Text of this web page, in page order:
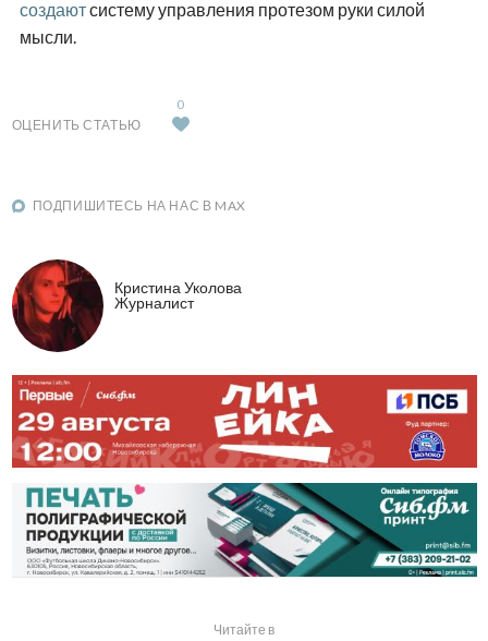
создаютсистему управления протезом руки силой
мысли.
ОЦЕНИТЬ СТАТЬЮ
0
ПОДПИШИТЕСЬ НА НАС В MAX
Кристина Уколова
Журналист
Читайте в